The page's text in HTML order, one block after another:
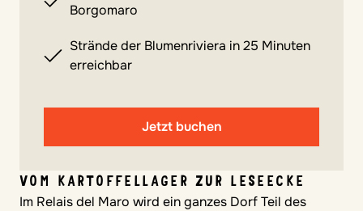
Borgomaro
Strände der Blumenriviera in 25 Minuten
erreichbar
Jetzt buchen
VOM KARTOFFELLAGER ZUR LESEECKE
Im Relais del Maro wird ein ganzes Dorf Teil des